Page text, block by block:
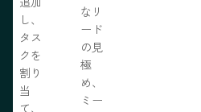
し、
タス
クを
割り
当
て、
なリ
ード
の見
極
め、
ミー